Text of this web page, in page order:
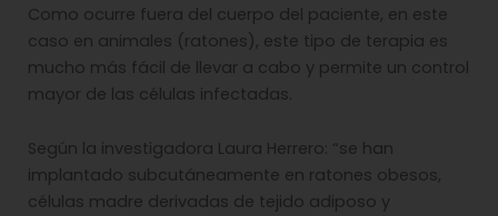
Como ocurre fuera del cuerpo del paciente, en este
caso en animales (ratones), este tipo de terapia es
mucho más fácil de llevar a cabo y permite un control
mayor de las células infectadas.
Según la investigadora Laura Herrero: “se han
implantado subcutáneamente en ratones obesos,
células madre derivadas de tejido adiposo y